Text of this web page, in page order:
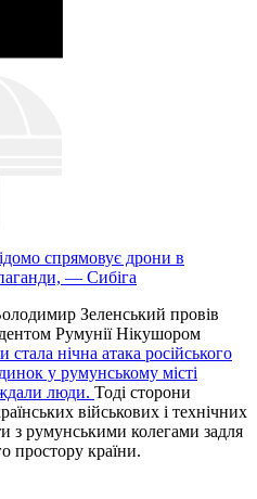
спрямовує дрони в
— Сибіга
Зеленський провів
Румунії Нікушором
нічна атака російського
у румунському місті
люди. Тоді сторони
військових і технічних
з румунськими колегами задля
простору країни.